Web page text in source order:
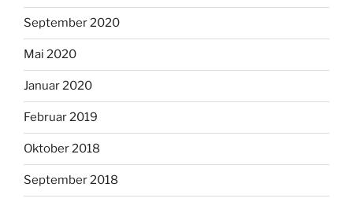
September 2020
Mai 2020
Januar 2020
Februar 2019
Oktober 2018
September 2018